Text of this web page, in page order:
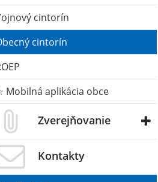
cintorín
cintorín
Mobilná aplikácia obce
Zverejňovanie
Kontakty